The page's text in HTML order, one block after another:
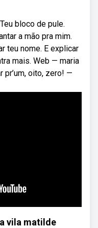
bloco de pule.
a mão pra mim.
teu nome. E explicar
mais. Web — maria
pr’um, oito, zero! —
vila matilde